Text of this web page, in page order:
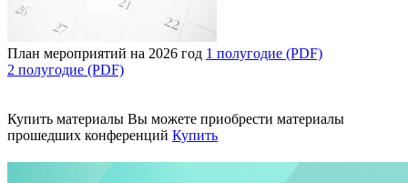
План мероприятий на 2026 год 1 полугодие (PDF)
2 полугодие (PDF)
Купить материалы Вы можете приобрести материалы
прошедших конференций Купить